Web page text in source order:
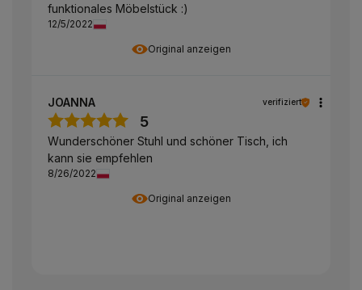
Original anzeigen
funktionales Möbelstück :)
12/5/2022
Original anzeigen
JOANNA verifiziert
5
Wunderschöner Stuhl und schöner Tisch, ich
kann sie empfehlen
8/26/2022